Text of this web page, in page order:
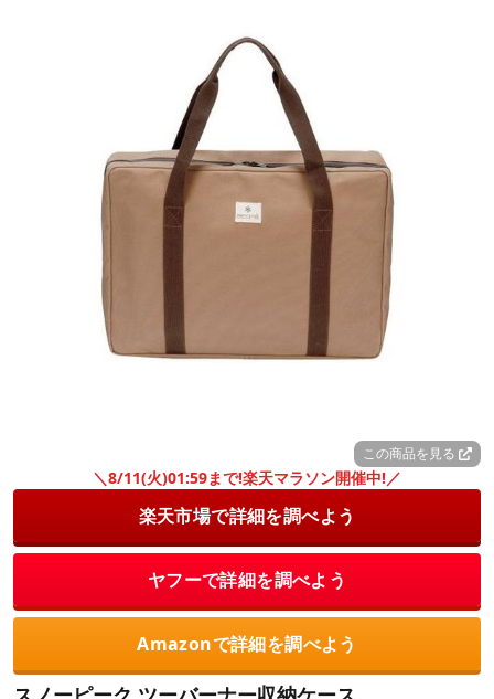
この商品を見る
＼8/11(火)01:59まで!楽天マラソン開催中!／
楽天市場で詳細を調べよう
ヤフーで詳細を調べよう
Amazonで詳細を調べよう